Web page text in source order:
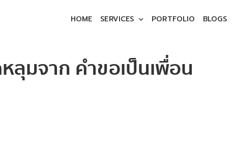
HOME SERVICES PORTFOLIO BLOGS
ลุมจาก คำขอเป็นเพื่อน